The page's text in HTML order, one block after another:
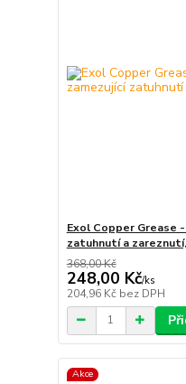
Exol Copper Grease
zatuhnutí a
368,00 Kč
248,00 Kč/ks
204,96 Kč bez DPH
Akce